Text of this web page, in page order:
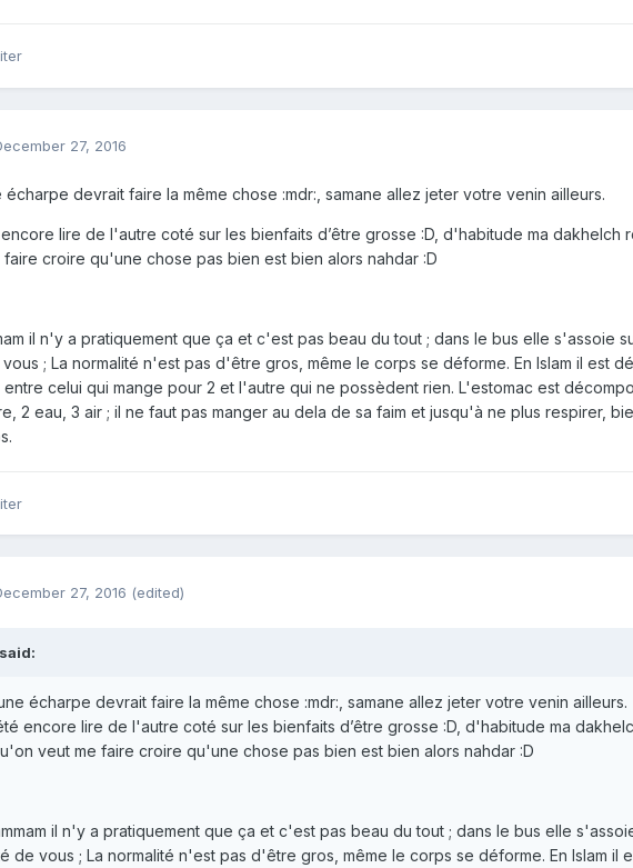
27, 2016
écharpe devrait faire la même chose :mdr:, samane allez jeter votre venin ailleurs.
lire de l'autre coté sur les bienfaits d’être grosse :D, d'habitude ma dakhelch
faire croire qu'une chose pas bien est bien alors nahdar :D
il n'y a pratiquement que ça et c'est pas beau du tout ; dans le bus elle s'assoie
; La normalité n'est pas d'être gros, même le corps se déforme. En Islam il est
entre celui qui mange pour 2 et l'autre qui ne possèdent rien. L'estomac est
2 eau, 3 air ; il ne faut pas manger au dela de sa faim et jusqu'à ne plus respirer,
27, 2016 (edited)
écharpe devrait faire la même chose :mdr:, samane allez jeter votre venin ailleurs.
encore lire de l'autre coté sur les bienfaits d’être grosse :D, d'habitude ma
veut me faire croire qu'une chose pas bien est bien alors nahdar :D
il n'y a pratiquement que ça et c'est pas beau du tout ; dans le bus elle
de vous ; La normalité n'est pas d'être gros, même le corps se déforme. En Islam il